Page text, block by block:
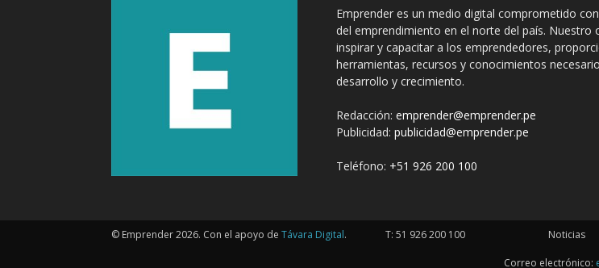
Emprender es un medio digital comprometido
del emprendimiento en el norte del país. Nuestro
inspirar y capacitar a los emprendedores,
herramientas, recursos y conocimientos
desarrollo y crecimiento.
Redacción: emprender@emprender.pe
Publicidad: publicidad@emprender.pe
Teléfono: +51 926 200 100
Noticias
© Emprender 2026. Con el apoyo de Távara Digital. T: 51 926 200 100
Correo electrónico: